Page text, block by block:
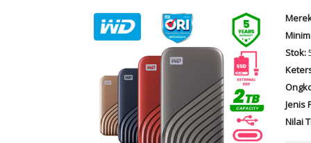
Stok:
Jenis
Nilai